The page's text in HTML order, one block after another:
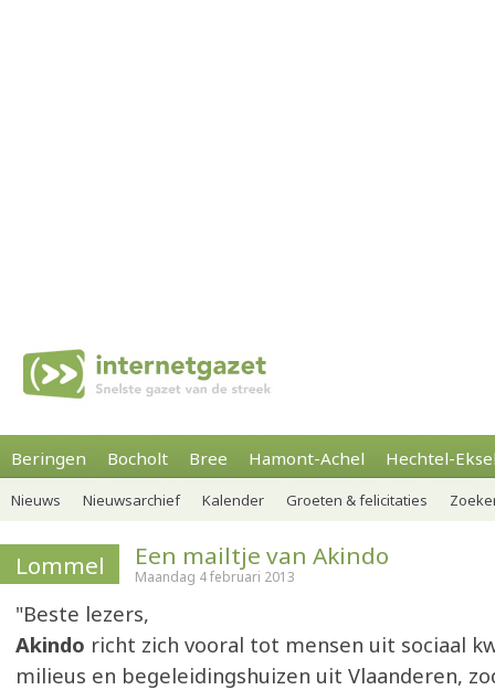
Beringen Bocholt Bree Hamont-Achel Hechtel-
Nieuws Nieuwsarchief Kalender Groeten & felicitaties
Lommel Een mailtje van Akindo
Maandag 4 februari 2013
"Beste lezers,
Akindo richt zich vooral tot mensen uit sociaal
milieus en begeleidingshuizen uit Vlaanderen,